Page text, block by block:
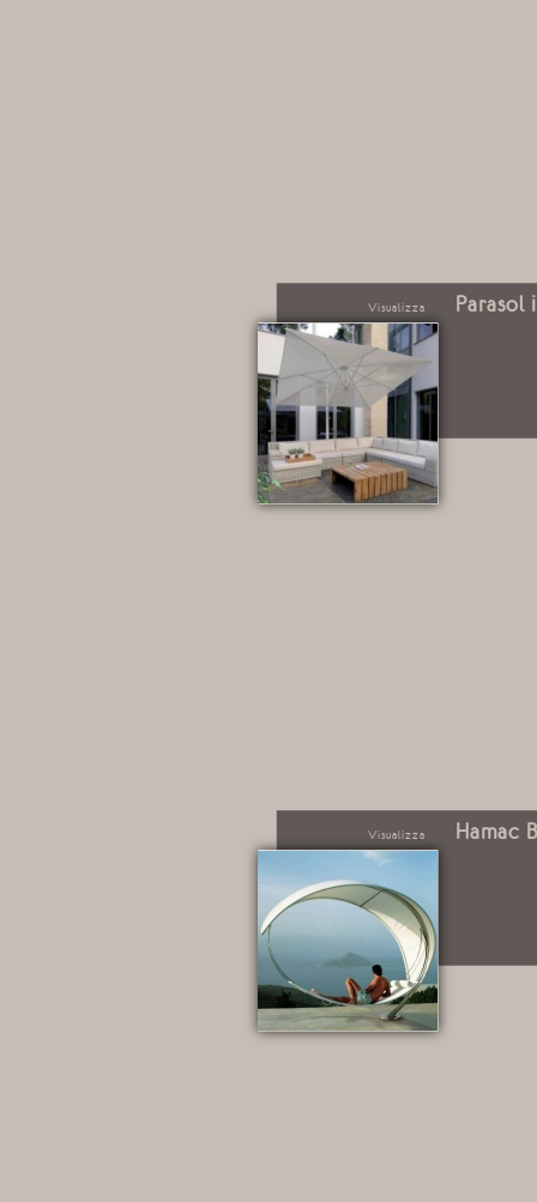
Visualizza Parasol
Visualizza Hamac